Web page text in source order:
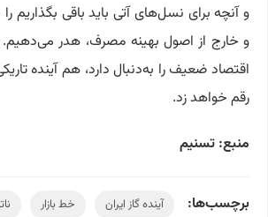
و آنچه برای نسل‌های آتی باید باقی بگذاریم
و خارج از اصول بهینه مصرف، هدر می‌دهیم.
اقتصاد ضعیف را به‌دنبال دارد، هم آینده
رقم خواهد زد.
منبع: تسنیم
برچسب‌ها: آینده گاز ایران خط بازار